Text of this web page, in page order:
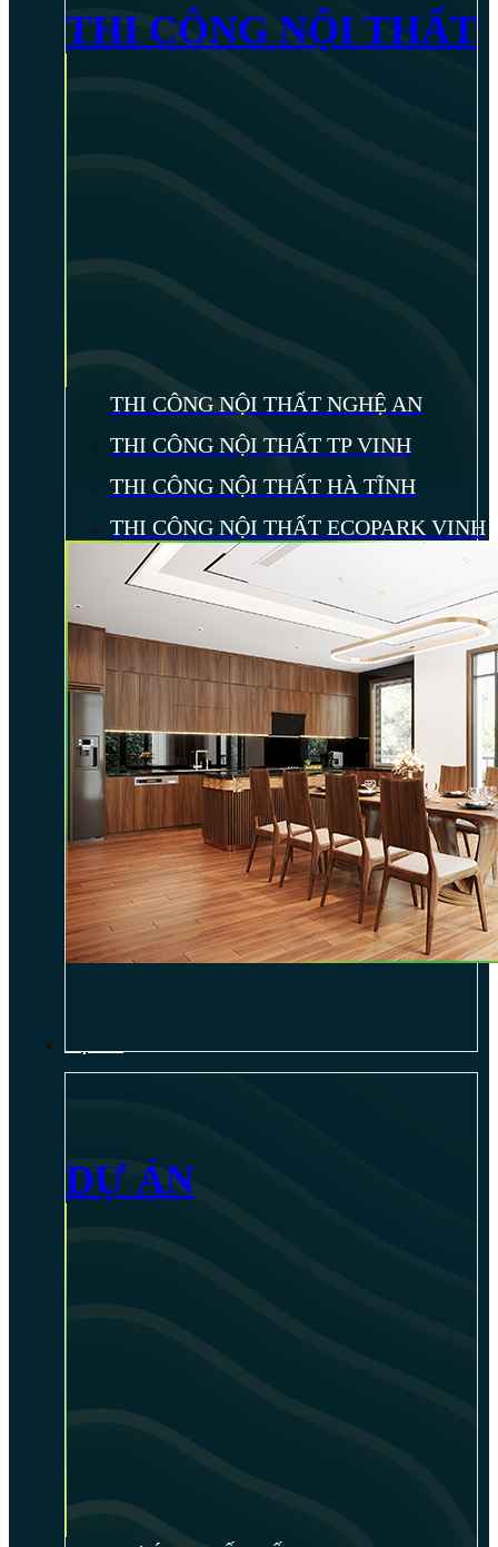
THI CÔNG NỘI THẤT
THI CÔNG NỘI THẤT NGHỆ AN
THI CÔNG NỘI THẤT TP VINH
THI CÔNG NỘI THẤT HÀ TĨNH
THI CÔNG NỘI THẤT ECOPARK VINH
DỰ ÁN